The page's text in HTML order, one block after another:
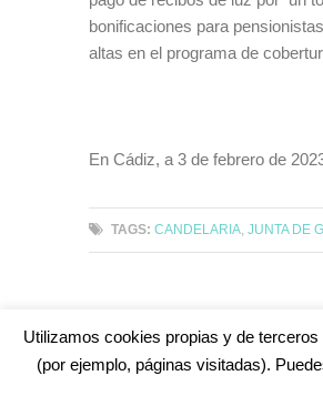
bonificaciones para
altas en el programa de
En Cádiz, a 3 de febrero de
TAGS: CANDELARIA ,JUNTA DE
¿No encuentras alguna cosa?
Utilizamos cookies propias y de
(por ejemplo, páginas visitadas).